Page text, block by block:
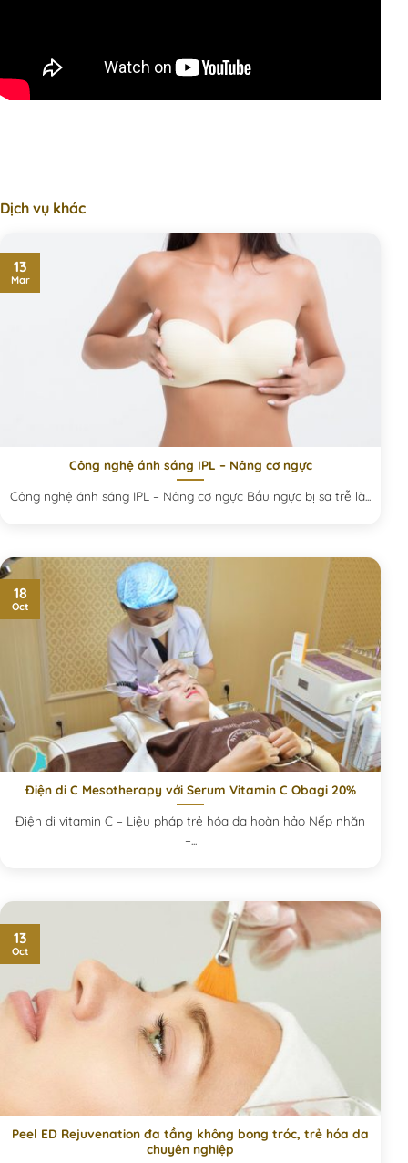
Dịch vụ khác
Công nghệ ánh sáng IPL – Nâng cơ ngực
Công nghệ ánh sáng IPL – Nâng cơ ngực Bầu ngực bị sa trễ là...
13
Mar
Điện di C Mesotherapy với Serum Vitamin C Obagi 20%
Điện di vitamin C – Liệu pháp trẻ hóa da hoàn hảo Nếp nhăn
–...
18
Oct
Peel ED Rejuvenation đa tầng không bong tróc, trẻ hóa da
chuyên nghiệp
13
Oct